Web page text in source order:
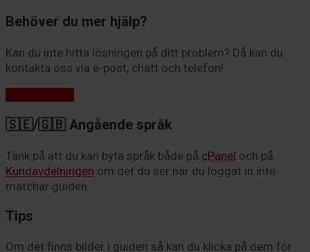
Behöver du mer hjälp?
Kan du inte hitta lösningen på ditt problem? Då kan du
kontakta oss via e-post, chatt och telefon!
🇸🇪/🇬🇧 Angående språk
Tänk på att du kan byta språk både på cPanel och på
Kundavdelningen om det du ser när du loggat in inte
matchar guiden.
Tips
Om det finns bilder i guiden så kan du klicka på dem för